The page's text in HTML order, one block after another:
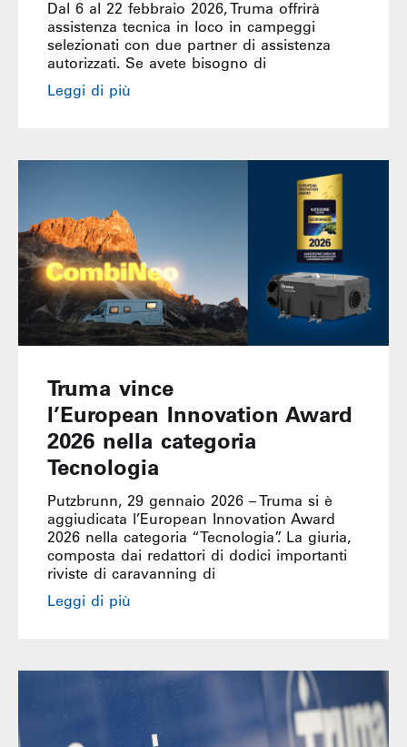
Dal 6 al 22 febbraio 2026, Truma offrirà
assistenza tecnica in loco in campeggi
selezionati con due partner di assistenza
autorizzati. Se avete bisogno di
Leggi di più
Truma vince
l’European Innovation Award
2026 nella categoria
Tecnologia
Putzbrunn, 29 gennaio 2026 – Truma si è
aggiudicata l’European Innovation Award
2026 nella categoria “Tecnologia”. La giuria,
composta dai redattori di dodici importanti
riviste di caravanning di
Leggi di più